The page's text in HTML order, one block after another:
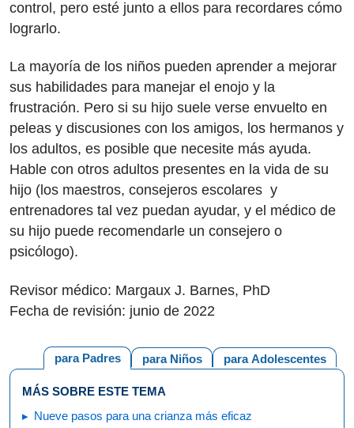
control, pero esté junto a ellos para recordares cómo
lograrlo.
La mayoría de los niños pueden aprender a mejorar
sus habilidades para manejar el enojo y la
frustración. Pero si su hijo suele verse envuelto en
peleas y discusiones con los amigos, los hermanos y
los adultos, es posible que necesite más ayuda.
Hable con otros adultos presentes en la vida de su
hijo (los maestros, consejeros escolares y
entrenadores tal vez puedan ayudar, y el médico de
su hijo puede recomendarle un consejero o
psicólogo).
Revisor médico: Margaux J. Barnes, PhD
Fecha de revisión: junio de 2022
para Adolescentes
para Niños
para Padres
MÁS SOBRE ESTE TEMA
Nueve pasos para una crianza más eficaz